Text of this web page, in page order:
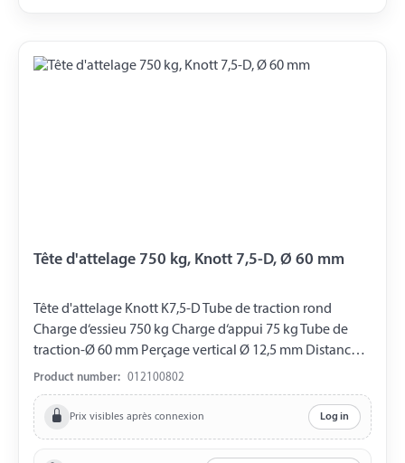
Tête d'attelage 750 kg, Knott 7,5-D, Ø 60 mm
Tête d'attelage Knott K7,5-D Tube de traction rond
Charge d‘essieu 750 kg Charge d‘appui 75 kg Tube de
traction-Ø 60 mm Perçage vertical Ø 12,5 mm Distance
entre les Perçages 90 mm
Product number: 012100802
Prix visibles après connexion Log in